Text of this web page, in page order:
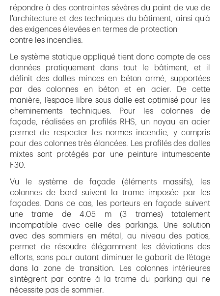
répondre à des contraintes sévères du point de vue de
l'architecture et des techniques du bâtiment, ainsi qu'à
des exigences élevées en termes de protection
contre les incendies.
Le système statique appliqué tient donc compte de ces
données pratiquement dans tout le bâtiment, et il
définit des dalles minces en béton armé, supportées
par des colonnes en béton et en acier. De cette
manière, l’espace libre sous dalle est optimisé pour les
cheminements techniques. Pour les colonnes de
façade, réalisées en profilés RHS, un noyau en acier
permet de respecter les normes incendie, y compris
pour des colonnes très élancées. Les profilés des dalles
mixtes sont protégés par une peinture intumescente
F30.
Vu le système de façade (éléments massifs), les
colonnes de bord suivent la trame imposée par les
façades. Dans ce cas, les porteurs en façade suivent
une trame de 4.05 m (3 trames) totalement
incompatible avec celle des parkings. Une solution
avec des sommiers en métal, au niveau des patios,
permet de résoudre élégamment les déviations des
efforts, sans pour autant diminuer le gabarit de l’étage
dans la zone de transition. Les colonnes intérieures
s’intègrent par contre à la trame du parking qui ne
nécessite pas de sommier.